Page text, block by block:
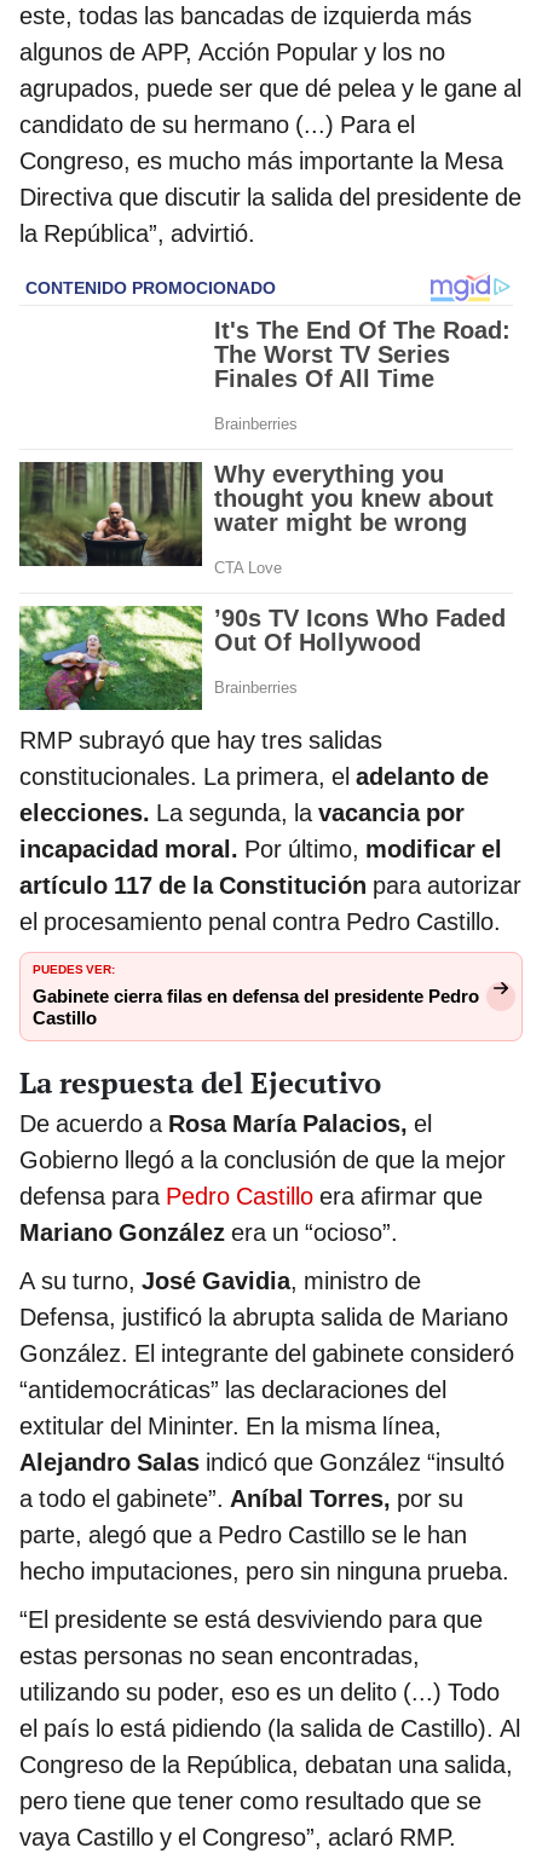
este, todas las bancadas de izquierda más
algunos de APP, Acción Popular y los no
agrupados, puede ser que dé pelea y le gane al
candidato de su hermano (...) Para el
Congreso, es mucho más importante la Mesa
Directiva que discutir la salida del presidente de
la República”, advirtió.
RMP subrayó que hay tres salidas
constitucionales. La primera, el adelanto de
elecciones. La segunda, la vacancia por
incapacidad moral. Por último, modificar el
artículo 117 de la Constitución para autorizar
el procesamiento penal contra Pedro Castillo.
PUEDES VER:
Gabinete cierra filas en defensa del presidente Pedro
Castillo
La respuesta del Ejecutivo
De acuerdo a Rosa María Palacios, el
Gobierno llegó a la conclusión de que la mejor
defensa para Pedro Castillo era afirmar que
Mariano González era un “ocioso”.
A su turno, José Gavidia, ministro de
Defensa, justificó la abrupta salida de Mariano
González. El integrante del gabinete consideró
“antidemocráticas” las declaraciones del
extitular del Mininter. En la misma línea,
Alejandro Salas indicó que González “insultó
a todo el gabinete”. Aníbal Torres, por su
parte, alegó que a Pedro Castillo se le han
hecho imputaciones, pero sin ninguna prueba.
“El presidente se está desviviendo para que
estas personas no sean encontradas,
utilizando su poder, eso es un delito (...) Todo
el país lo está pidiendo (la salida de Castillo). Al
Congreso de la República, debatan una salida,
pero tiene que tener como resultado que se
vaya Castillo y el Congreso”, aclaró RMP.